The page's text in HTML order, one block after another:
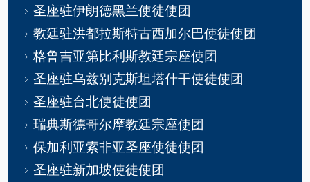
圣座驻伊朗德黑兰使徒使团
教廷驻洪都拉斯特古西加尔巴使徒使团
格鲁吉亚第比利斯教廷宗座使团
圣座驻乌兹别克斯坦塔什干使徒使团
圣座驻台北使徒使团
瑞典斯德哥尔摩教廷宗座使团
保加利亚索非亚圣座使徒使团
圣座驻新加坡使徒使团